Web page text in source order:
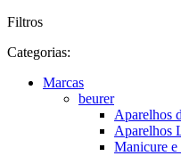
Filtros
Categorias:
Marcas
beurer
Aparelhos
Aparelhos
Manicure e